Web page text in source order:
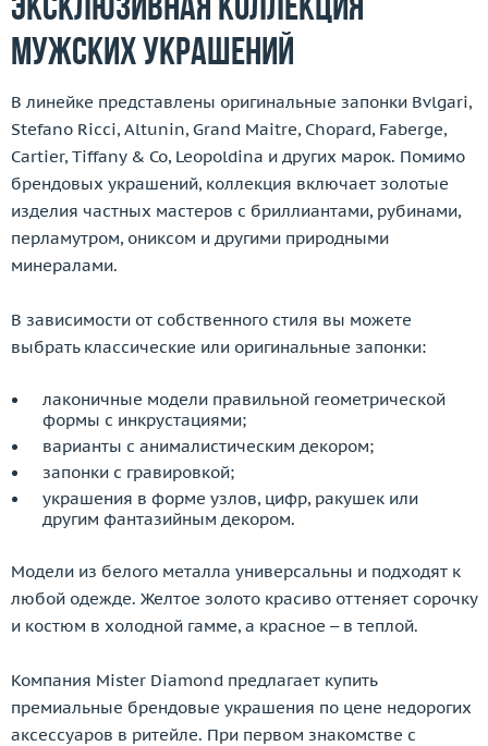
Эксклюзивная коллекция
мужских украшений
В линейке представлены оригинальные запонки Bvlgari,
Stefano Ricci, Altunin, Grand Maitre, Chopard, Faberge,
Cartier, Tiffany & Co, Leopoldina и других марок. Помимо
брендовых украшений, коллекция включает золотые
изделия частных мастеров с бриллиантами, рубинами,
перламутром, ониксом и другими природными
минералами.
В зависимости от собственного стиля вы можете
выбрать классические или оригинальные запонки:
лаконичные модели правильной геометрической
формы с инкрустациями;
варианты с анималистическим декором;
запонки с гравировкой;
украшения в форме узлов, цифр, ракушек или
другим фантазийным декором.
Модели из белого металла универсальны и подходят к
любой одежде. Желтое золото красиво оттеняет сорочку
и костюм в холодной гамме, а красное – в теплой.
Компания Mister Diamond предлагает купить
премиальные брендовые украшения по цене недорогих
аксессуаров в ритейле. При первом знакомстве с